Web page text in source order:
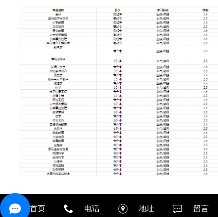
首页 电话 地址 留言